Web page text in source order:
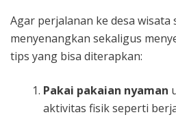
Agar perjalanan ke desa wisata
menyenangkan sekaligus
tips yang bisa diterapkan:
Pakai pakaian nyaman
aktivitas fisik seperti